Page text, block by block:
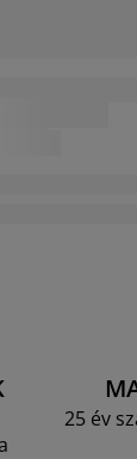
25 év